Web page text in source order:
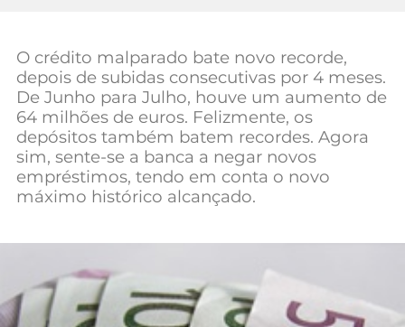
Tecnologia
Negócios
Mundial 2026
O crédito malparado bate novo recorde,
depois de subidas consecutivas por 4 meses.
De Junho para Julho, houve um aumento de
64 milhões de euros. Felizmente, os
depósitos também batem recordes. Agora
sim, sente-se a banca a negar novos
empréstimos, tendo em conta o novo
máximo histórico alcançado.